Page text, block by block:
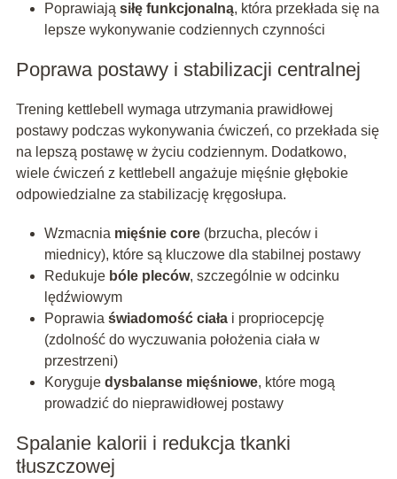
Poprawiają siłę funkcjonalną, która przekłada się na
lepsze wykonywanie codziennych czynności
Poprawa postawy i stabilizacji centralnej
Trening kettlebell wymaga utrzymania prawidłowej
postawy podczas wykonywania ćwiczeń, co przekłada się
na lepszą postawę w życiu codziennym. Dodatkowo,
wiele ćwiczeń z kettlebell angażuje mięśnie głębokie
odpowiedzialne za stabilizację kręgosłupa.
Wzmacnia mięśnie core(brzucha, pleców i
miednicy), które są kluczowe dla stabilnej postawy
Redukuje bóle pleców, szczególnie w odcinku
lędźwiowym
Poprawia świadomość ciałai propriocepcję
(zdolność do wyczuwania położenia ciała w
przestrzeni)
Koryguje dysbalanse mięśniowe, które mogą
prowadzić do nieprawidłowej postawy
Spalanie kalorii i redukcja tkanki
tłuszczowej